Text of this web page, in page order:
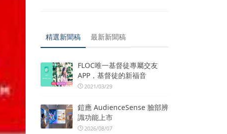
精選新聞稿 最新新聞稿
FLOC唯一基督徒專屬交友
APP，基督徒的新福音
2021/03/29
鎧應 AudienceSense 臉部辨
識功能上市
2026/08/07